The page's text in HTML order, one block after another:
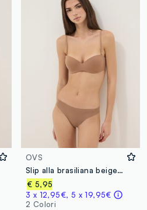
OVS
Slip alla brasiliana beige regular fit
€ 5,95
3 x 12,95€, 5 x 19,95€
2 Colori